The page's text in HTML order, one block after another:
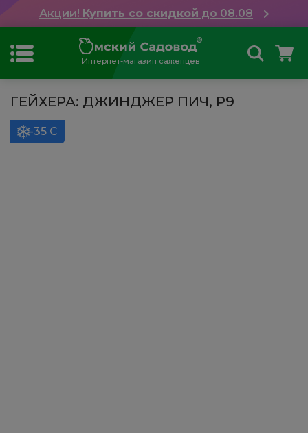
Акции! Купить со скидкой до 08.08
Интернет-магазин саженцев
ГЕЙХЕРА: ДЖИНДЖЕР ПИЧ, Р9
-35 С